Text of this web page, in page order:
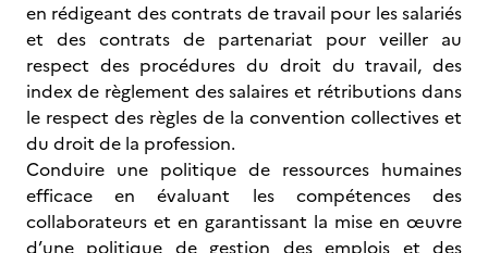
en rédigeant des contrats de travail pour les salariés
et des contrats de partenariat pour veiller au
respect des procédures du droit du travail, des
index de règlement des salaires et rétributions dans
le respect des règles de la convention collectives et
du droit de la profession.
Conduire une politique de ressources humaines
efficace en évaluant les compétences des
collaborateurs et en garantissant la mise en œuvre
d’une politique de gestion des emplois et des